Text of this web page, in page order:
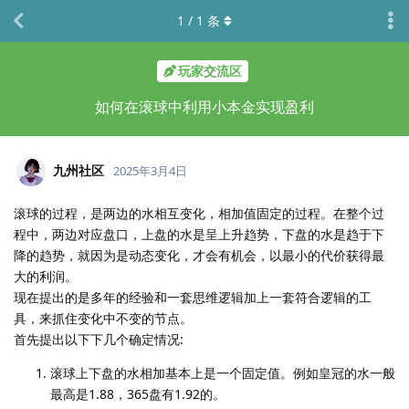
玩家交流区
如何在滚球中利用小本金实现盈利
1 / 1 条
九州社区 2025年3月4日
滚球的过程，是两边的水相互变化，相加值固定的过程。在整个过
程中，两边对应盘口，上盘的水是呈上升趋势，下盘的水是趋于下
降的趋势，就因为是动态变化，才会有机会，以最小的代价获得最
大的利润。
现在提出的是多年的经验和一套思维逻辑加上一套符合逻辑的工
具，来抓住变化中不变的节点。
首先提出以下下几个确定情况:
滚球上下盘的水相加基本上是一个固定值。例如皇冠的水一般
最高是1.88，365盘有1.92的。